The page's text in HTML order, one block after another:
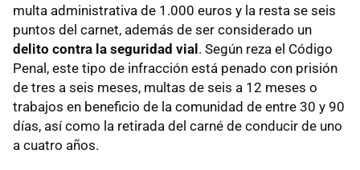
multa administrativa de 1.000 euros y la resta se seis
puntos del carnet, además de ser considerado un
delito contra la seguridad vial. Según reza el Código
Penal, este tipo de infracción está penado con prisión
de tres a seis meses, multas de seis a 12 meses o
trabajos en beneficio de la comunidad de entre 30 y 90
días, así como la retirada del carné de conducir de uno
a cuatro años.